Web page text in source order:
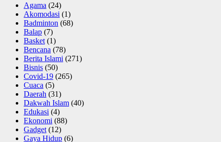
Agama (24)
Akomodasi (1)
Badminton (68)
Balap (7)
Basket (1)
Bencana (78)
Berita Islami (271)
Bisnis (50)
Covid-19 (265)
Cuaca (5)
Daerah (31)
Dakwah Islam (40)
Edukasi (4)
Ekonomi (88)
Gadget (12)
Gaya Hidup (6)